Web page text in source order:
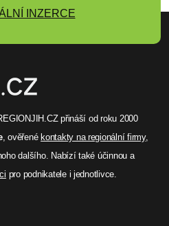
INZERCE
přináší od roku 2000
, ověřenékontakty na regionální firmy,
dalšího. Nabízí také účinnou a
pro podnikatele i jednotlivce.